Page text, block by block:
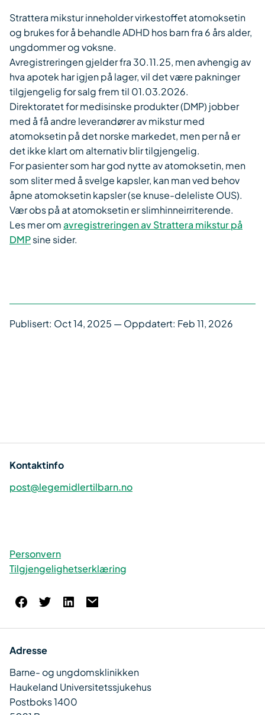
Strattera mikstur inneholder virkestoffet atomoksetin
og brukes for å behandle ADHD hos barn fra 6 års alder,
ungdommer og voksne.
Avregistreringen gjelder fra 30.11.25, men avhengig av
hva apotek har igjen på lager, vil det være pakninger
tilgjengelig for salg frem til 01.03.2026.
Direktoratet for medisinske produkter (DMP) jobber
med å få andre leverandører av mikstur med
atomoksetin på det norske markedet, men per nå er
det ikke klart om alternativ blir tilgjengelig.
For pasienter som har god nytte av atomoksetin, men
som sliter med å svelge kapsler, kan man ved behov
åpne atomoksetin kapsler (se knuse-deleliste OUS).
Vær obs på at atomoksetin er slimhinneirriterende.
Les mer omavregistreringen av Strattera mikstur på
DMPsine sider.
Publisert: Oct 14, 2025 — Oppdatert: Feb 11, 2026
Kontaktinfo
post@legemidlertilbarn.no
Personvern
Tilgjengelighetserklæring
Adresse
Barne- og ungdomsklinikken
Haukeland Universitetssjukehus
Postboks 1400